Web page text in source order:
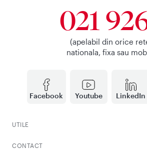
Facebook Youtube LinkedIn
021
(apelabil din orice
nationala, fixa sau
UTILE
CONTACT